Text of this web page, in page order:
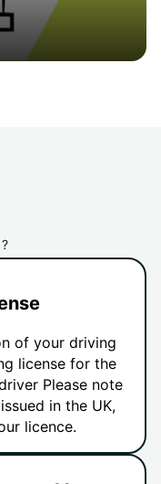
of your driving
license for the
Please note
in the UK,
licence.